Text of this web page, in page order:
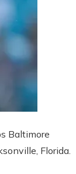
Baltimore
Florida.